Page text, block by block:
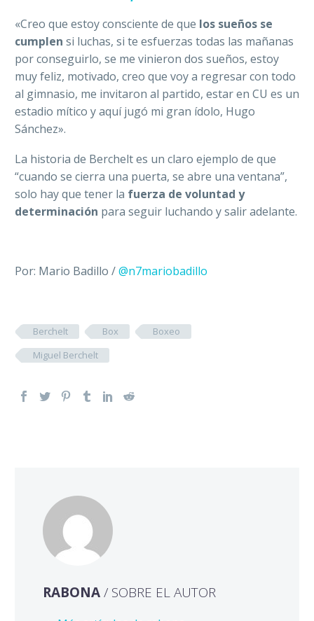
«Creo que estoy consciente de que los sueños se
cumplen si luchas, si te esfuerzas todas las mañanas
por conseguirlo, se me vinieron dos sueños, estoy
muy feliz, motivado, creo que voy a regresar con todo
al gimnasio, me invitaron al partido, estar en CU es un
estadio mítico y aquí jugó mi gran ídolo, Hugo
Sánchez».
La historia de Berchelt es un claro ejemplo de que
“cuando se cierra una puerta, se abre una ventana”,
solo hay que tener la fuerza de voluntad y
determinación para seguir luchando y salir adelante.
Por: Mario Badillo /@n7mariobadillo
Berchelt Box
Boxeo
Miguel Berchelt
RABONA/ SOBRE EL AUTOR